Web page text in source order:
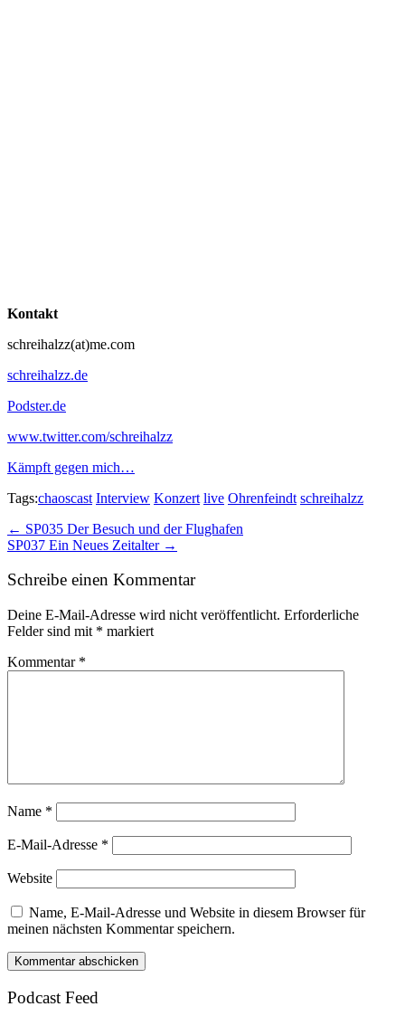
Kontakt
schreihalzz(at)me.com
schreihalzz.de
Podster.de
www.twitter.com/schreihalzz
Kämpft gegen mich…
Tags:chaoscast Interview Konzert live Ohrenfeindt schreihalzz
Post
navigation
← SP035 Der Besuch und der Flughafen
SP037 Ein Neues Zeitalter →
Schreibe einen Kommentar
Deine E-Mail-Adresse wird nicht veröffentlicht. Erforderliche
Felder sind mit * markiert
Kommentar *
Name *
E-Mail-Adresse *
Website
Name, E-Mail-Adresse und Website in diesem Browser für
meinen nächsten Kommentar speichern.
Podcast Feed